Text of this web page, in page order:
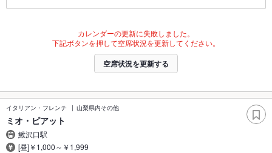
カレンダーの更新に失敗しました。
下記ボタンを押して空席状況を更新してください。
空席状況を更新する
イタリアン・フレンチ 山梨県内その他
ミオ・ピアット
鰍沢口駅
[昼]￥1,000～￥1,999